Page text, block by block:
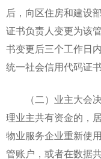
后，向区住房和建设
证书负责人变更为该
书变更后三个工作日
统一社会信用代码证
（二）业主大会决
理业主共有资金的，
物业服务企业重新使
管账户，或者在数据